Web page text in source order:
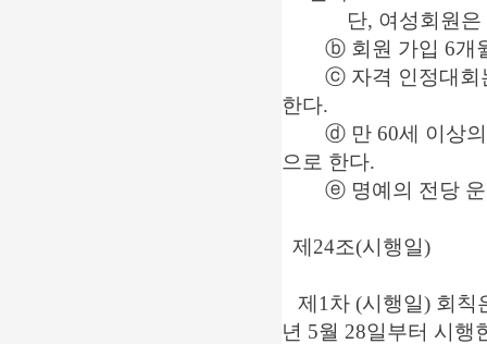
단, 여성회원은 4
ⓑ 회원 가입 6개월
ⓒ 자격 인정대회는
한다.
ⓓ 만 60세 이상의
으로 한다.
ⓔ 명예의 전당 운영
제24조(시행일)
제1차 (시행일) 회칙
년 5월 28일부터 시행